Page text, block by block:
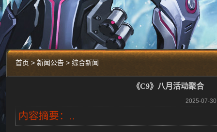
首页 > 新闻公告 > 综合新闻
《C9》八月活动聚合
2025-07-
内容摘要：..